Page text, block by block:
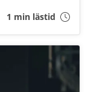
1 min lästid